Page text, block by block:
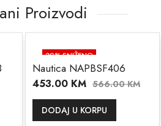
Proizvodi
20% SNIŽENO
Nautica NAPBSF406
453.00 KM 566.00KM
DODAJ U KORPU